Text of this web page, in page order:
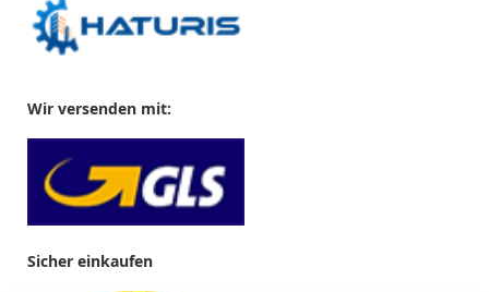
Wir versenden mit:
Sicher einkaufen